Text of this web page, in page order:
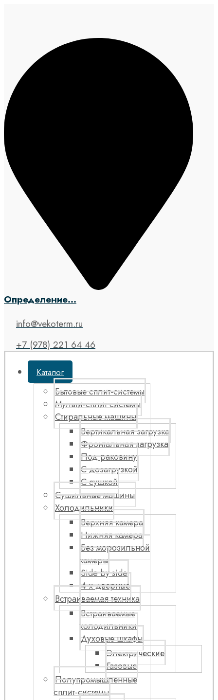
Определение...
info@vekoterm.ru
+7 (978) 221 64 46
Каталог
Бытовые сплит-системы
Мульти-сплит системы
Стиральные машины
Вертикальная загрузка
Фронтальная загрузка
Под раковину
С дозагрузкой
С сушкой
Сушильные машины
Холодильники
Верхняя камера
Нижняя камера
Без морозильной
камеры
Side by side
4-х дверные
Встраиваемая техника
Встраиваемые
холодильники
Духовые шкафы
Электрические
Газовые
Полупромышленные
сплит-системы